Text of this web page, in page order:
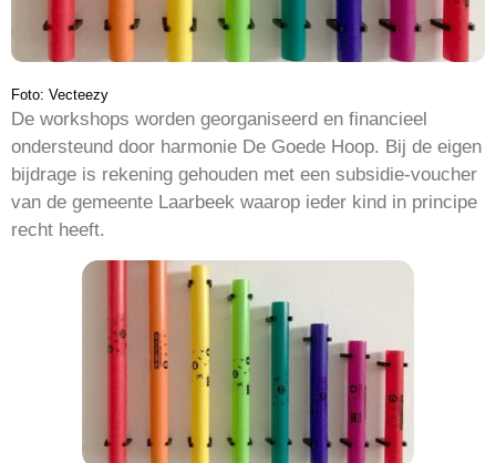
Foto: Vecteezy
De workshops worden georganiseerd en financieel
ondersteund door harmonie De Goede Hoop. Bij de eigen
bijdrage is rekening gehouden met een subsidie-voucher
van de gemeente Laarbeek waarop ieder kind in principe
recht heeft.